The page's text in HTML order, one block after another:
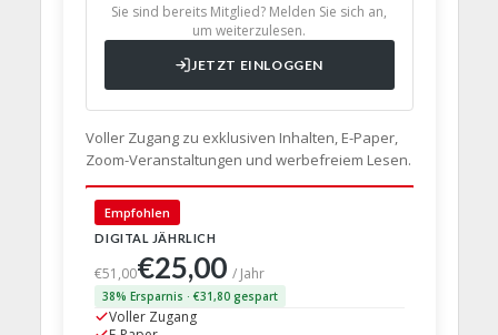
Sie sind bereits Mitglied? Melden Sie sich an,
um weiterzulesen.
JETZT EINLOGGEN
Voller Zugang zu exklusiven Inhalten, E-Paper,
Zoom-Veranstaltungen und werbefreiem Lesen.
Empfohlen
DIGITAL JÄHRLICH
€51,00€25,00/ Jahr
38% Ersparnis · €31,80 gespart
Voller Zugang